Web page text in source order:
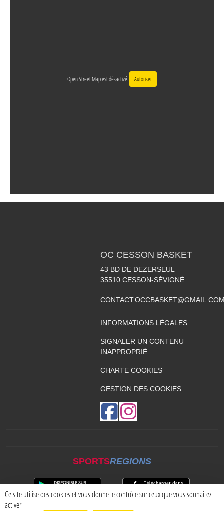
Open Street Map est désactivé. Autoriser
OC CESSON BASKET
43 BD DE DEZERSEUL
35510 CESSON-SÉVIGNÉ
INFORMATIONS LÉGALES
SIGNALER UN CONTENU
INAPPROPRIÉ
CHARTE COOKIES
GESTION DES COOKIES
SPORTSREGIONS
Ce site utilise des cookies et vous donne le contrôle sur ceux que vous souhaitez
activer